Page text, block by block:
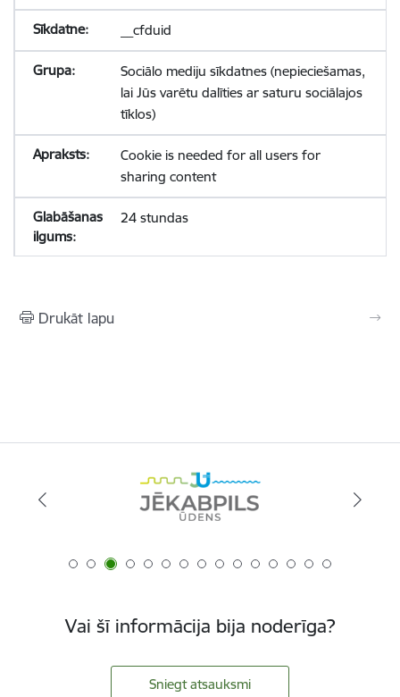
__cfduid
Sociālo mediju sīkdatnes (nepieciešamas,
lai Jūs varētu dalīties ar saturu sociālajos
tīklos)
Cookie is needed for all users for
sharing content
24 stundas
Drukāt lapu
Vai šī informācija bija noderīga?
Sniegt atsauksmi